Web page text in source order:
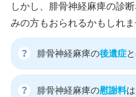
しかし、腓骨神経麻痺の診
みの方もおられるかもしれま
腓骨神経麻痺の後遺症
腓骨神経麻痺の慰謝料は